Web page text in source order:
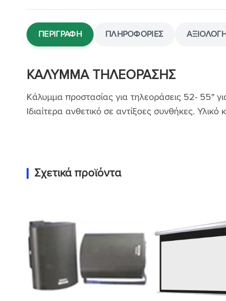
ΠΕΡΙΓΡΑΦΉ ΠΛΗΡΟΦΟΡΊΕΣ
ΚΑΛΥΜΜΑ ΤΗΛΕΟΡΑΣΗΣ
Kάλυμμα προστασίας για τηλεοράσεις 52- 55″
Ιδιαίτερα ανθετικό σε αντίξοες συνθήκες.
Σχετικά προϊόντα